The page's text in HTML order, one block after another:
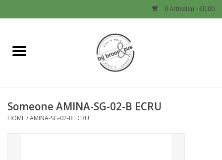
0 Artikelen - €0,00
Home
Baby
Someone AMINA-SG-02-B ECRU
HOME/AMINA-SG-02-B ECRU